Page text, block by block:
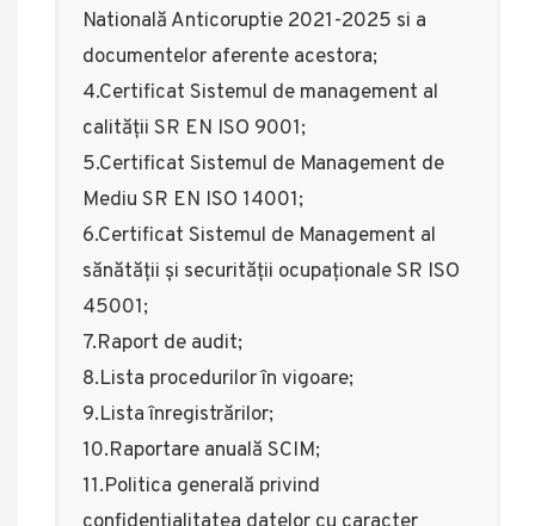
Natională Anticoruptie 2021-2025 si a
documentelor aferente acestora;
4.Certificat Sistemul de management al
calității SR EN ISO 9001;
5.Certificat Sistemul de Management de
Mediu SR EN ISO 14001;
6.Certificat Sistemul de Management al
sănătății și securității ocupaționale SR ISO
45001;
7.Raport de audit;
8.Lista procedurilor în vigoare;
9.Lista înregistrărilor;
10.Raportare anuală SCIM;
11.Politica generală privind